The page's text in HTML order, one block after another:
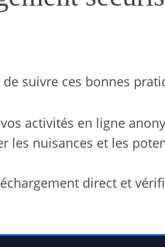
suivre ces bonnes
activités en ligne
les nuisances et les
direct et